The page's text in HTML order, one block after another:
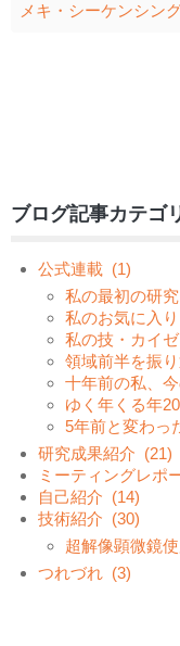
メキ・シーケンシン
ブログ記事カテゴ
公式連載 (1)
私の最初の研
私のお気に入り
私の技・カイ
領域前半を振
十年前の私、
ゆく年くる年
5年前と変わっ
研究成果紹介 (21)
ミーティングレポ
自己紹介 (14)
技術紹介 (30)
超解像顕微鏡
つれづれ (3)